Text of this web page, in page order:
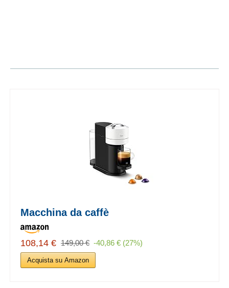
Macchina da caffè
108,14 € 149,00 € -40,86 € (27%)
Acquista su Amazon